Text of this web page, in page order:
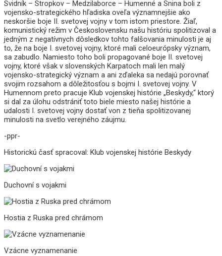
Svidník – Stropkov – Medzilaborce – Humenné a Snina boli z
vojensko-strategického hľadiska oveľa významnejšie ako
neskoršie boje II. svetovej vojny v tom istom priestore. Žiaľ,
komunistický režim v Československu našu históriu spolitizoval a
jedným z negatívnych dôsledkov tohto falšovania minulosti je aj
to, že na boje I. svetovej vojny, ktoré mali celoeurópsky význam,
sa zabudlo. Namiesto toho boli propagované boje II. svetovej
vojny, ktoré však v slovenských Karpatoch mali len malý
vojensko-strategický význam a ani zďaleka sa nedajú porovnať
svojim rozsahom a dôležitosťou s bojmi I. svetovej vojny. V
Humennom preto pracuje Klub vojenskej histórie „Beskydy,“ ktorý
si dal za úlohu odstrániť toto biele miesto našej histórie a
udalosti I. svetovej vojny dostať von z tieňa spolitizovanej
minulosti na svetlo verejného záujmu.
-ppr-
Historickú časť spracoval: Klub vojenskej histórie Beskydy
Duchovní s vojakmi
Hostia z Ruska pred chrámom
Vzácne vyznamenanie